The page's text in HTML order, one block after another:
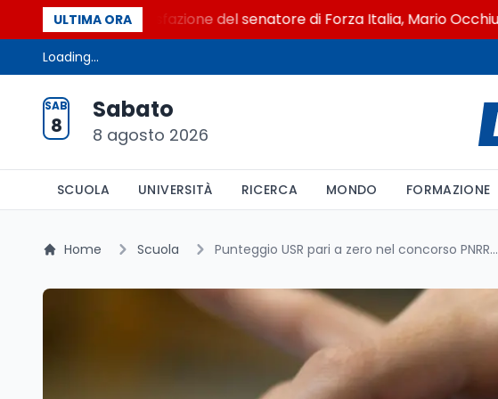
ULTIMA ORA
La soddisfazione del senatore di Forza Italia, Mario Occhiuto
Loading...
SAB
8
Sabato
8 agosto 2026
SCUOLA UNIVERSITÀ RICERCA MONDO FORMAZIONE
Home Scuola Punteggio USR pari a zero nel concorso PNRR3: come leggerlo